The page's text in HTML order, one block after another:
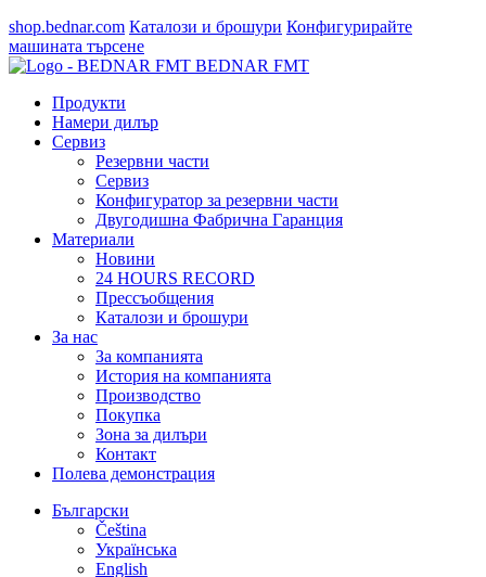
shop.bednar.com Каталози и брошури Конфигурирайте
машината търсене
BEDNAR FMT
Продукти
Намери дилър
Сервиз
Резервни части
Сервиз
Конфигуратор за резервни части
Двугодишна Фабрична Гаранция
Материали
Новини
24 HOURS RECORD
Прессъобщения
Каталози и брошури
За нас
За компанията
История на компанията
Производство
Покупка
Зона за дилъри
Контакт
Полева демонстрация
Български
Čeština
Українська
English